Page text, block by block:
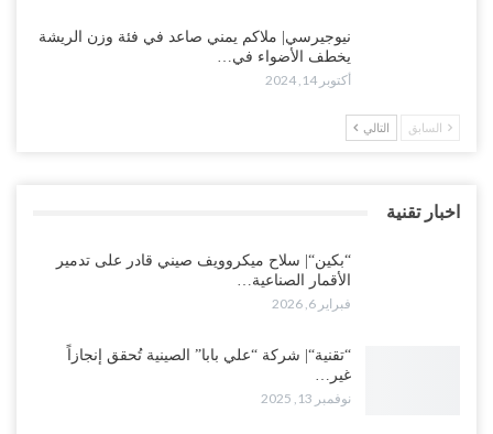
نيوجيرسي| ملاكم يمني صاعد في فئة وزن الريشة
يخطف الأضواء في…
أكتوبر 14, 2024
السابق التالي
اخبار تقنية
“بكين“| سلاح ميكروويف صيني قادر على تدمير
الأقمار الصناعية…
فبراير 6, 2026
“تقنية“| شركة “علي بابا” الصينية تُحقق إنجازاً
غير…
نوفمبر 13, 2025